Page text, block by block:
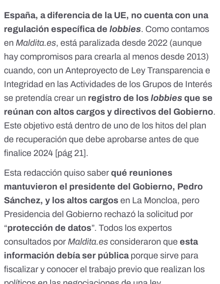
España, a diferencia de la UE, no cuenta con una
regulación específica de lobbies. Como contamos
en Maldita.es, está paralizada desde 2022 (aunque
hay compromisos para crearla al menos desde 2013)
cuando, con un Anteproyecto de Ley Transparencia e
Integridad en las Actividades de los Grupos de Interés
se pretendía crear un registro de los lobbies que se
reúnan con altos cargos y directivos del Gobierno.
Este objetivo está dentro de uno de los hitos del plan
de recuperación que debe aprobarse antes de que
finalice 2024 [pág 21].
Esta redacción quiso saber qué reuniones
mantuvieron el presidente del Gobierno, Pedro
Sánchez, y los altos cargos en La Moncloa, pero
Presidencia del Gobierno rechazó la solicitud por
“protección de datos”. Todos los expertos
consultados por Maldita.es consideraron que esta
información debía ser públicaporque sirve para
fiscalizar y conocer el trabajo previo que realizan los